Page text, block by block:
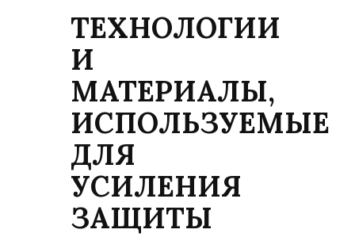
ТЕХНОЛОГИИ
И
МАТЕРИАЛЫ,
ИСПОЛЬЗУЕМЫЕ
ДЛЯ
УСИЛЕНИЯ
ЗАЩИТЫ